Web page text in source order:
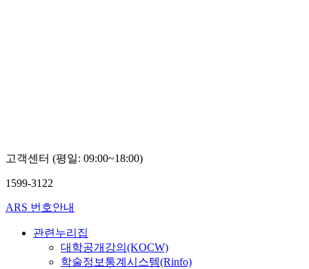
고객센터 (평일: 09:00~18:00)
1599-3122
ARS 번호안내
관련누리집
대학공개강의(KOCW)
학술정보통계시스템(Rinfo)